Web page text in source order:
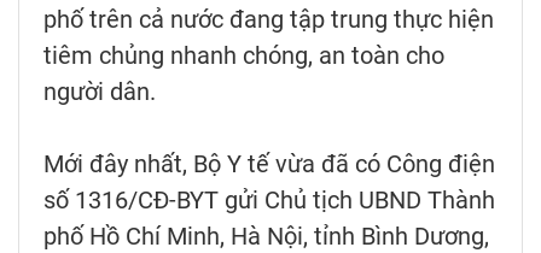
phố trên cả nước đang tập trung thực hiện
tiêm chủng nhanh chóng, an toàn cho
người dân.
Mới đây nhất, Bộ Y tế vừa đã có Công điện
số 1316/CĐ-BYT gửi Chủ tịch UBND Thành
phố Hồ Chí Minh, Hà Nội, tỉnh Bình Dương,